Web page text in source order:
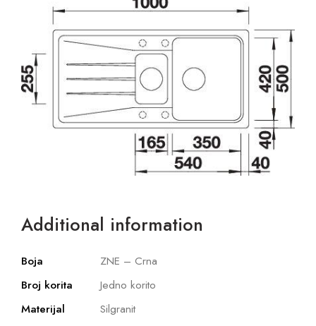
Additional information
Boja
ZNE – Crna
Broj korita
Jedno korito
Materijal
Silgranit